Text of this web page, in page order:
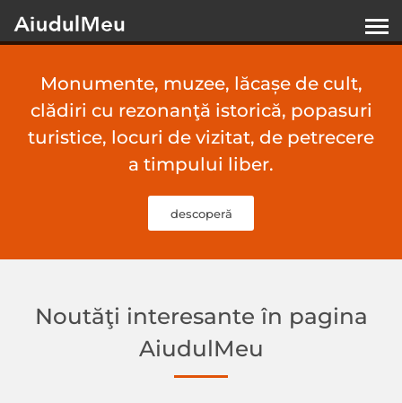
Monumente, muzee, lăcașe de cult,
clădiri cu rezonanţă istorică, popasuri
turistice, locuri de vizitat, de petrecere
a timpului liber.
descoperă
Noutăţi interesante în pagina
AiudulMeu